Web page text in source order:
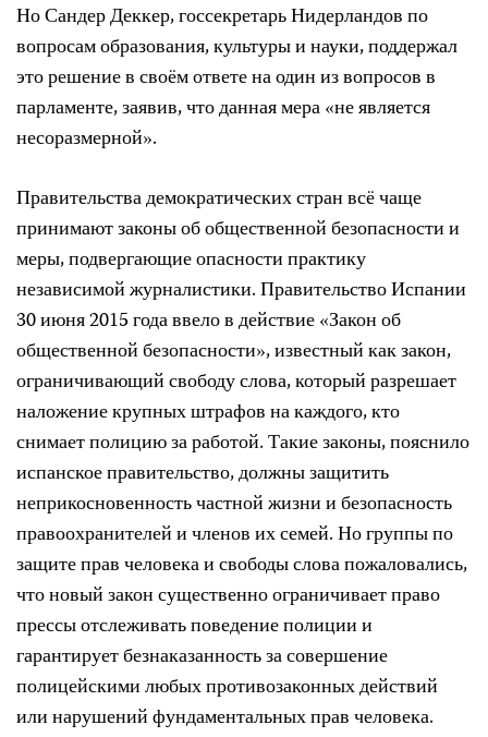
Но Сандер Деккер, госсекретарь Нидерландов по
вопросам образования, культуры и науки, поддержал
это решение в своём ответе на один из вопросов в
парламенте, заявив, что данная мера «не является
несоразмерной».
Правительства демократических стран всё чаще
принимают законы об общественной безопасности и
меры, подвергающие опасности практику
независимой журналистики. Правительство Испании
30 июня 2015 года ввело в действие «Закон об
общественной безопасности», известный как закон,
ограничивающий свободу слова, который разрешает
наложение крупных штрафов на каждого, кто
снимает полицию за работой. Такие законы, пояснило
испанское правительство, должны защитить
неприкосновенность частной жизни и безопасность
правоохранителей и членов их семей. Но группы по
защите прав человека и свободы слова пожаловались,
что новый закон существенно ограничивает право
прессы отслеживать поведение полиции и
гарантирует безнаказанность за совершение
полицейскими любых противозаконных действий
или нарушений фундаментальных прав человека.